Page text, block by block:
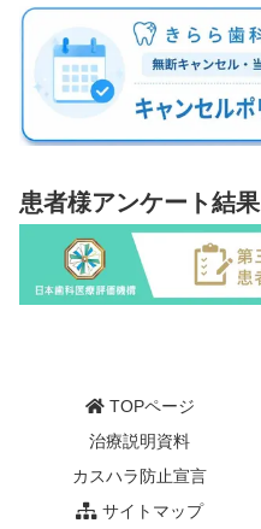
患者様アンケート結果
TOPページ
治療説明資料
カスハラ防止宣言
サイトマップ